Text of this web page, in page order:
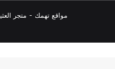
مواقع تهمك - متجر